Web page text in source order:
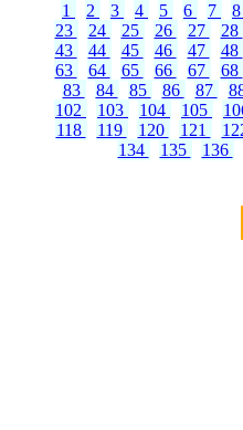
1 2 3 4 5 6 7
23
24 25 26 27
28
43
44 45 46 47
48
63
64 65 66 67
68
83
84 85 86 87
102
103 104 105
118
119 120 121
134
135 136